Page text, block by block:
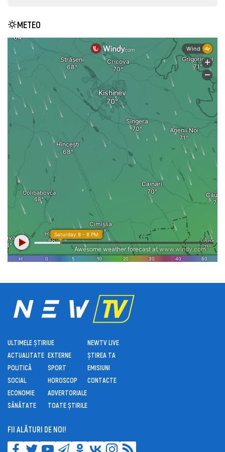
METEO
ULTIMELE ȘTIRI
ACTUALITATE
POLITICĂ
SOCIAL
ECONOMIE
SĂNĂTATE
UE
EXTERNE
SPORT
HOROSCOP
ADVERTORIALE
TOATE ȘTIRILE
NEWTV LIVE
ȘTIREA TA
EMISIUNI
CONTACTE
FII ALĂTURI DE NOI!